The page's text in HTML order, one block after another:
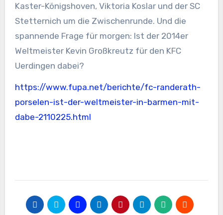
Kaster-Königshoven, Viktoria Koslar und der SC
Stetternich um die Zwischenrunde. Und die
spannende Frage für morgen: Ist der 2014er
Weltmeister Kevin Großkreutz für den KFC
Uerdingen dabei?
https://www.fupa.net/berichte/fc-randerath-
porselen-ist-der-weltmeister-in-barmen-mit-
dabe-2110225.html